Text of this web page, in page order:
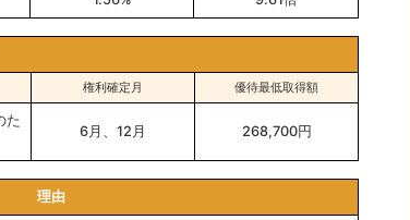
権利確定月 優待最低取得額
た
6月、12月 268,700円
理由